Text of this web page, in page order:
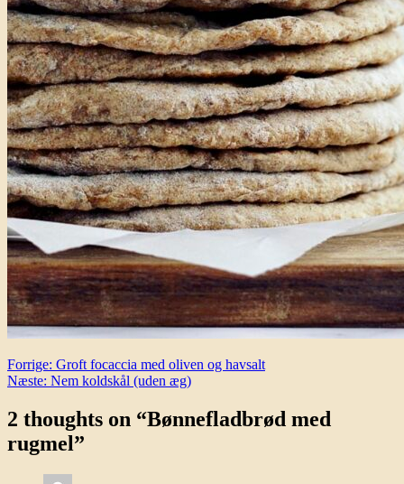
Indlægsnavigation
Forrige: Groft focaccia med oliven og havsalt
Næste: Nem koldskål (uden æg)
2 thoughts on “Bønnefladbrød med
rugmel ”